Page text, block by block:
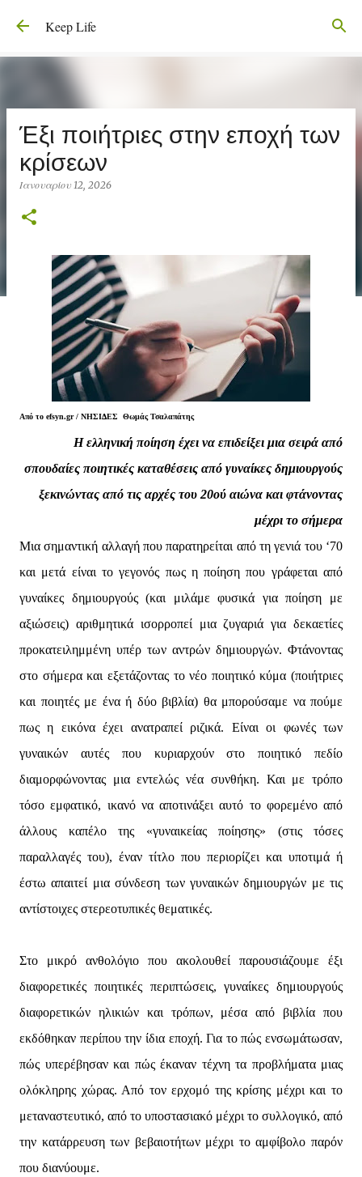
Μετάβαση στο κύριο περιεχόμενο
Keep Life
Έξι ποιήτριες στην εποχή των
κρίσεων
Ιανουαρίου 12, 2026
Από το efsyn.gr / ΝΗΣΙΔΕΣ Θωμάς Τσαλαπάτης
Η ελληνική ποίηση έχει να επιδείξει μια σειρά από
σπουδαίες ποιητικές καταθέσεις από γυναίκες δημιουργούς
ξεκινώντας από τις αρχές του 20ού αιώνα και φτάνοντας
μέχρι το σήμερα
Μια σημαντική αλλαγή που παρατηρείται από τη γενιά του ‘70
και μετά είναι το γεγονός πως η ποίηση που γράφεται από
γυναίκες δημιουργούς (και μιλάμε φυσικά για ποίηση με
αξιώσεις) αριθμητικά ισορροπεί μια ζυγαριά για δεκαετίες
προκατειλημμένη υπέρ των αντρών δημιουργών. Φτάνοντας
στο σήμερα και εξετάζοντας το νέο ποιητικό κύμα (ποιήτριες
και ποιητές με ένα ή δύο βιβλία) θα μπορούσαμε να πούμε
πως η εικόνα έχει ανατραπεί ριζικά. Είναι οι φωνές των
γυναικών αυτές που κυριαρχούν στο ποιητικό πεδίο
διαμορφώνοντας μια εντελώς νέα συνθήκη. Και με τρόπο
τόσο εμφατικό, ικανό να αποτινάξει αυτό το φορεμένο από
άλλους καπέλο της «γυναικείας ποίησης» (στις τόσες
παραλλαγές του), έναν τίτλο που περιορίζει και υποτιμά ή
έστω απαιτεί μια σύνδεση των γυναικών δημιουργών με τις
αντίστοιχες στερεοτυπικές θεματικές.
Στο μικρό ανθολόγιο που ακολουθεί παρουσιάζουμε έξι
διαφορετικές ποιητικές περιπτώσεις, γυναίκες δημιουργούς
διαφορετικών ηλικιών και τρόπων, μέσα από βιβλία που
εκδόθηκαν περίπου την ίδια εποχή. Για το πώς ενσωμάτωσαν,
πώς υπερέβησαν και πώς έκαναν τέχνη τα προβλήματα μιας
ολόκληρης χώρας. Από τον ερχομό της κρίσης μέχρι και το
μεταναστευτικό, από το υποστασιακό μέχρι το συλλογικό, από
την κατάρρευση των βεβαιοτήτων μέχρι το αμφίβολο παρόν
που διανύουμε.